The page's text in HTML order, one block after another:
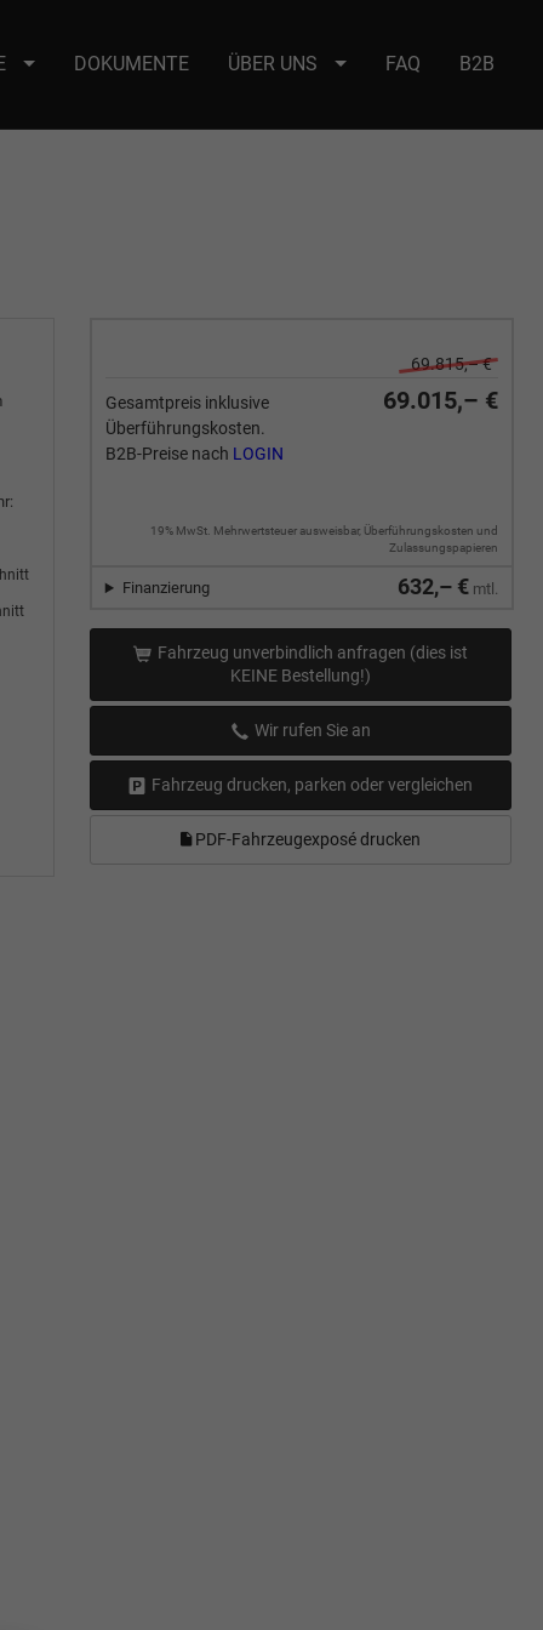
DOKUMENTE ÜBER UNS FAQ B2B
69.815,– €
Gesamtpreis inklusive
Überführungskosten.
B2B-Preise nach LOGIN
69.015,– €
19% MwSt. Mehrwertsteuer ausweisbar, Überführungskosten und
Zulassungspapieren
632,– € mtl.
Finanzierung
Fahrzeug unverbindlich anfragen (dies ist
KEINE Bestellung!)
Wir rufen Sie an
Fahrzeug drucken, parken oder vergleichen
PDF-Fahrzeugexposé drucken